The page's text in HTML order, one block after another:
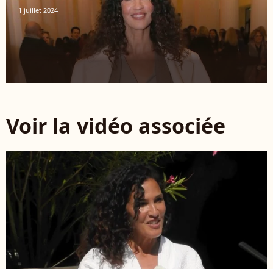
1 juillet 2024
Voir la vidéo associée